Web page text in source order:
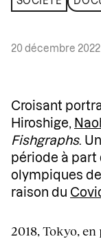
20 décembre 2022
Croisant
Hiroshige,
Fishgraphs.
période à part
olympiques
raison du
2018, Tokyo,